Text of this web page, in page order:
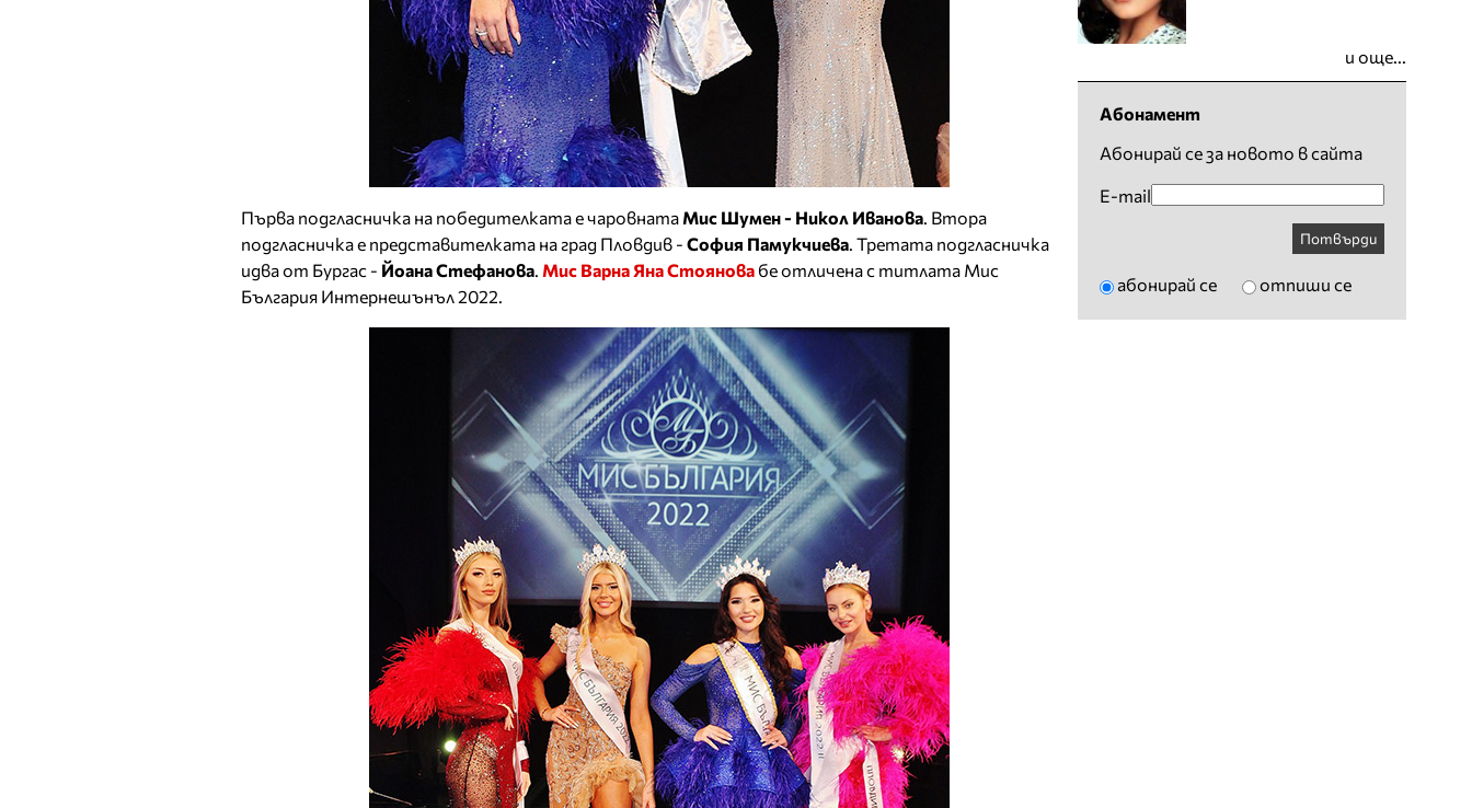
Първа подгласничка на победителката е чаровната Мис Шумен - Никол Иванова . Втора
подгласничка е представителката на град Пловдив - София Памукчиева . Третата подгласничка
идва от Бургас - Йоана Стефанова Мис Варна Яна Стоянова бе отличена с титлата Мис
България Интернешънъл 2022.
и още...
Абонамент
Абонирай се за новото в сайта
E-mail
Потвърди
абонирай се отпиши се